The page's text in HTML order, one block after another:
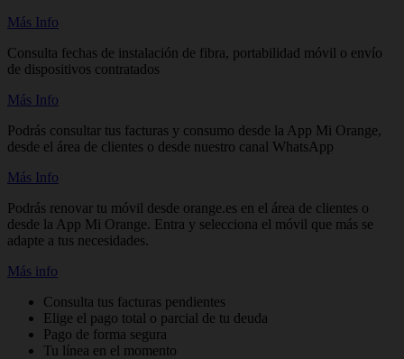
Más Info
Consulta fechas de instalación de fibra, portabilidad móvil o envío
de dispositivos contratados
Más Info
Podrás consultar tus facturas y consumo desde la App Mi Orange,
desde el área de clientes o desde nuestro canal WhatsApp
Más Info
Podrás renovar tu móvil desde orange.es en el área de clientes o
desde la App Mi Orange. Entra y selecciona el móvil que más se
adapte a tus necesidades.
Más info
Consulta tus facturas pendientes
Elige el pago total o parcial de tu deuda
Pago de forma segura
Tu línea en el momento